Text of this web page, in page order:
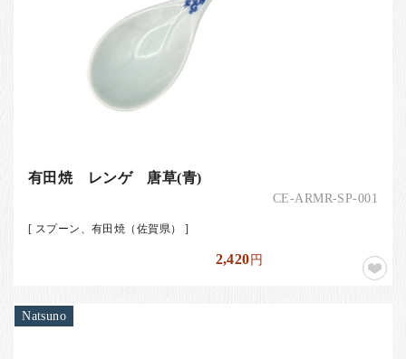
有田焼 レンゲ 唐草(青)
CE-ARMR-SP-001
[ スプーン、有田焼（佐賀県） ]
2,420円
Natsuno